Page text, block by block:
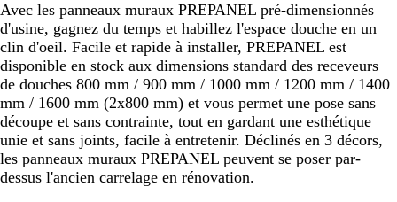
Avec les panneaux muraux PREPANEL pré-dimensionnés
d'usine, gagnez du temps et habillez l'espace douche en un
clin d'oeil. Facile et rapide à installer, PREPANEL est
disponible en stock aux dimensions standard des receveurs
de douches 800 mm / 900 mm / 1000 mm / 1200 mm / 1400
mm / 1600 mm (2x800 mm) et vous permet une pose sans
découpe et sans contrainte, tout en gardant une esthétique
unie et sans joints, facile à entretenir. Déclinés en 3 décors,
les panneaux muraux PREPANEL peuvent se poser par-
dessus l'ancien carrelage en rénovation.